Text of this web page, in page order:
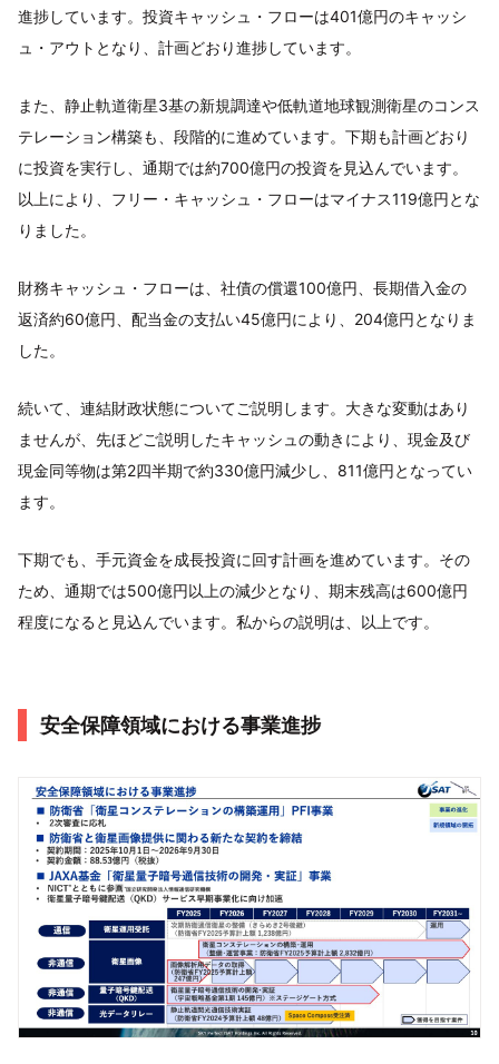
進捗しています。投資キャッシュ・フローは401億円のキャッシ
ュ・アウトとなり、計画どおり進捗しています。
また、静止軌道衛星3基の新規調達や低軌道地球観測衛星のコンス
テレーション構築も、段階的に進めています。下期も計画どおり
に投資を実行し、通期では約700億円の投資を見込んでいます。
以上により、フリー・キャッシュ・フローはマイナス119億円とな
りました。
財務キャッシュ・フローは、社債の償還100億円、長期借入金の
返済約60億円、配当金の支払い45億円により、204億円となりま
した。
続いて、連結財政状態についてご説明します。大きな変動はあり
ませんが、先ほどご説明したキャッシュの動きにより、現金及び
現金同等物は第2四半期で約330億円減少し、811億円となってい
ます。
下期でも、手元資金を成長投資に回す計画を進めています。その
ため、通期では500億円以上の減少となり、期末残高は600億円
程度になると見込んでいます。私からの説明は、以上です。
安全保障領域における事業進捗